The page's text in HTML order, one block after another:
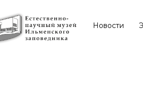
Новости